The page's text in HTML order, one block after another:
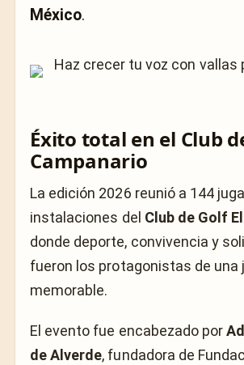
México.
Éxito total en el Club
Campanario
La edición 2026 reunió a 144
instalaciones del Club de Golf
donde deporte, convivencia y
fueron los protagonistas de una
memorable.
El evento fue encabezado por
de Alverde, fundadora de